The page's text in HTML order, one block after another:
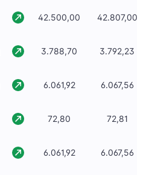
42.500,00 42.807,00
3.788,70 3.792,23
6.061,92 6.067,56
72,80 72,81
6.061,92 6.067,56